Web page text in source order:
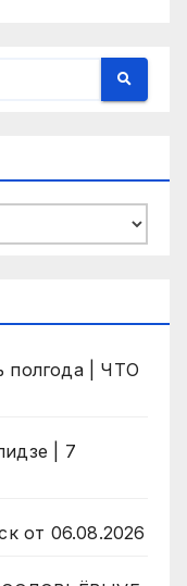
полгода | ЧТО
| 7
от 06.08.2026